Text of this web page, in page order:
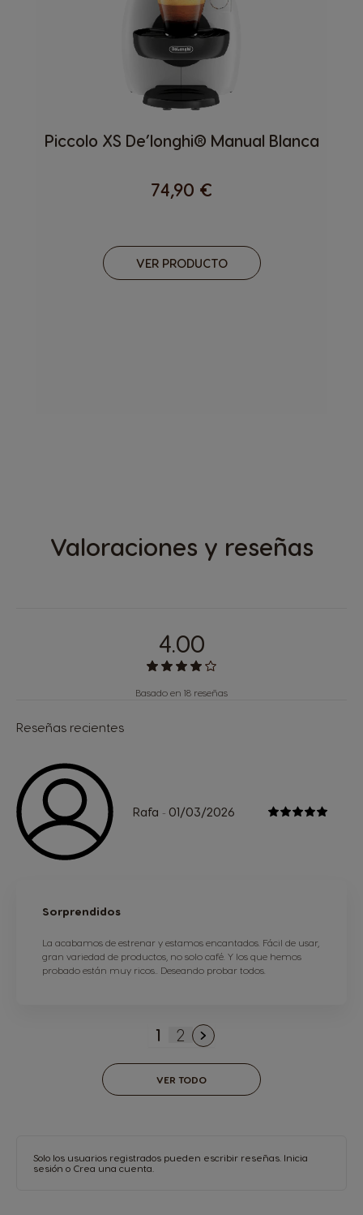
Piccolo XS De’longhi® Manual Blanca
74,90 €
VER PRODUCTO
Valoraciones y reseñas
4.00
Basado en 18 reseñas
Reseñas recientes
Rafa - 01/03/2026
Sorprendidos
La acabamos de estrenar y estamos encantados. Fácil de usar,
gran variedad de productos, no solo café. Y los que hemos
probado están muy ricos.. Deseando probar todos.
Actualmente estás
1 Página
2
VER TODO
Solo los usuarios registrados pueden escribir reseñas. Inicia
sesión o Crea una cuenta